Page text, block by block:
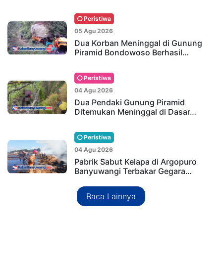
Peristiwa
05 Agu 2026
Dua Korban Meninggal di Gunung
Piramid Bondowoso Berhasil…
Peristiwa
04 Agu 2026
Dua Pendaki Gunung Piramid
Ditemukan Meninggal di Dasar…
Peristiwa
04 Agu 2026
Pabrik Sabut Kelapa di Argopuro
Banyuwangi Terbakar Gegara…
Baca Lainnya